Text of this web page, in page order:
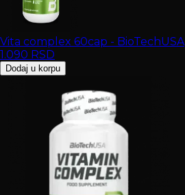
Vita complex 60cap - BioTechUSA
1.090 RSD
Dodaj u korpu